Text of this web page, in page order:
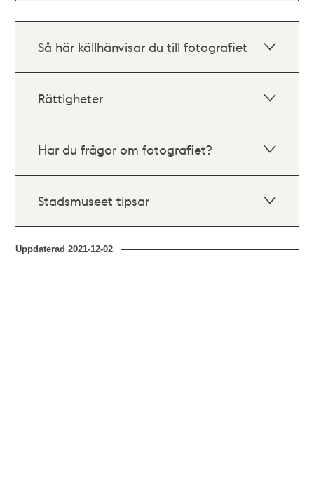
Så här källhänvisar du till fotografiet
Rättigheter
Har du frågor om fotografiet?
Stadsmuseet tipsar
Uppdaterad2021-12-02